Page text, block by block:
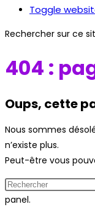
Toggle
Rechercher sur ce
404 :
Oups, cette
Nous sommes
n’existe plus.
Peut-être vous
panel.